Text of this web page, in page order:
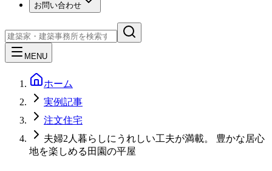
お問い合わせ
MENU
ホーム
実例記事
注文住宅
夫婦2人暮らしにうれしい工夫が満載。 豊かな居心
地を楽しめる田園の平屋